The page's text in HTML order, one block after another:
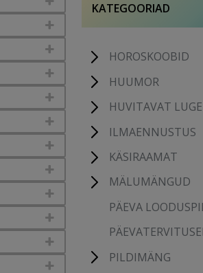
KATEGOORIAD
HOROSKOOBID
HUUMOR
HUVITAVAT
ILMAENNUSTUS
KÄSIRAAMAT
MÄLUMÄNGUD
PÄEVA
PILDIMÄNG